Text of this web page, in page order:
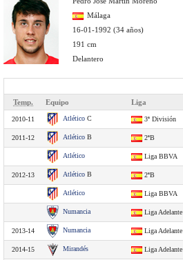
Málaga
16-01-1992 (34 años)
191 cm
Delantero
Temp.
Equipo Liga
2010-11 Atlético C 3ª División
2011-12 Atlético B 2ªB
Atlético Liga BBVA
2012-13 Atlético B 2ªB
Atlético Liga BBVA
Numancia Liga Adelante
2013-14 Numancia Liga Adelante
2014-15 Mirandés Liga Adelante